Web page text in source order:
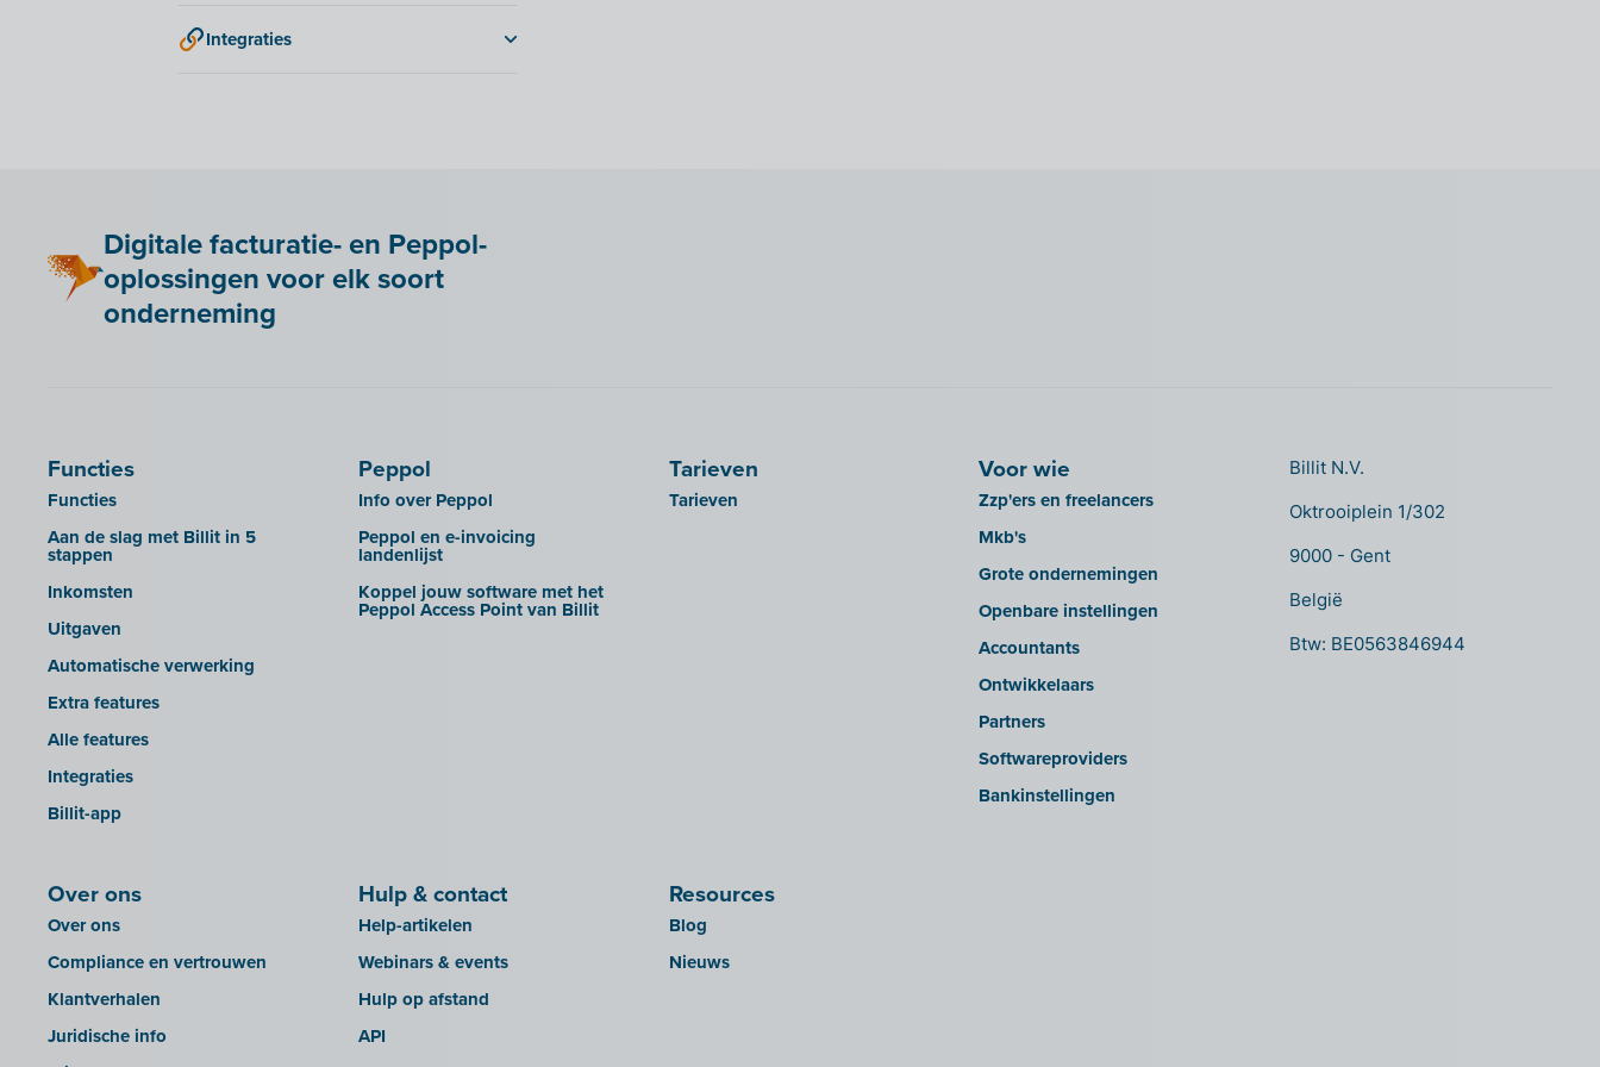
E-boekhouden
Integraties
Be Paid
Billit koppelen met je webshop
Bookingplanner by Stardekk
Creative Shelter
Impressto
QR-codes
Digitale facturatie- en Peppol-
oplossingen voor elk soort
onderneming
Functies
Functies
Aan de slag met Billit in 5
stappen
Inkomsten
Uitgaven
Automatische verwerking
Extra features
Alle features
Integraties
Billit-app
Peppol
Info over Peppol
Peppol en e-invoicing
landenlijst
Koppel jouw software met het
Peppol Access Point van Billit
Tarieven
Tarieven
Voor wie
Zzp'ers en freelancers
Mkb's
Grote ondernemingen
Openbare instellingen
Accountants
Ontwikkelaars
Partners
Softwareproviders
Bankinstellingen
Over ons
Over ons
Compliance en vertrouwen
Klantverhalen
Juridische info
Hulp & contact
Help-artikelen
Webinars & events
Hulp op afstand
API
Resources
Blog
Nieuws
Billit N.V.
Oktrooiplein 1/302
9000 - Gent
België
Btw: BE0563846944